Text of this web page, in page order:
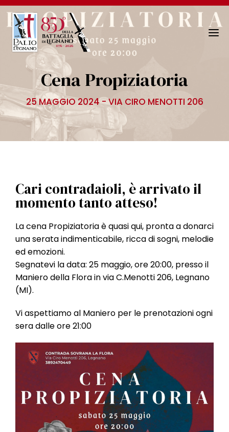
N
o
Cena Propiziatoria
25 MAGGIO 2024 - VIA CIRO MENOTTI 206
Cari contradaioli, è arrivato il
momento tanto atteso!
La cena Propiziatoria è quasi qui, pronta a donarci
una serata indimenticabile, ricca di sogni, melodie
ed emozioni.
Segnatevi la data: 25 maggio, ore 20:00, presso il
Maniero della Flora in via C.Menotti 206, Legnano
(MI).
Vi aspettiamo al Maniero per le prenotazioni ogni
sera dalle ore 21:00